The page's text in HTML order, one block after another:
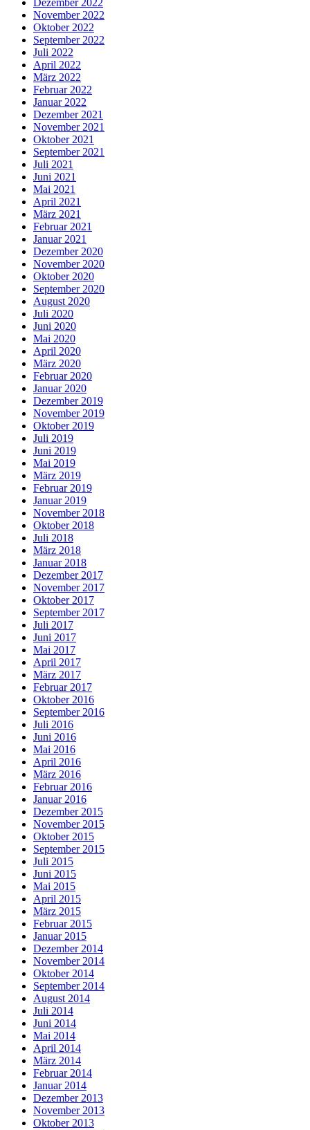
November 2022
Oktober 2022
September 2022
Juli 2022
April 2022
März 2022
Februar 2022
Januar 2022
Dezember 2021
November 2021
Oktober 2021
September 2021
Juli 2021
Juni 2021
Mai 2021
April 2021
März 2021
Februar 2021
Januar 2021
Dezember 2020
November 2020
Oktober 2020
September 2020
August 2020
Juli 2020
Juni 2020
Mai 2020
April 2020
März 2020
Februar 2020
Januar 2020
Dezember 2019
November 2019
Oktober 2019
Juli 2019
Juni 2019
Mai 2019
März 2019
Februar 2019
Januar 2019
November 2018
Oktober 2018
Juli 2018
März 2018
Januar 2018
Dezember 2017
November 2017
Oktober 2017
September 2017
Juli 2017
Juni 2017
Mai 2017
April 2017
März 2017
Februar 2017
Oktober 2016
September 2016
Juli 2016
Juni 2016
Mai 2016
April 2016
März 2016
Februar 2016
Januar 2016
Dezember 2015
November 2015
Oktober 2015
September 2015
Juli 2015
Juni 2015
Mai 2015
April 2015
März 2015
Februar 2015
Januar 2015
Dezember 2014
November 2014
Oktober 2014
September 2014
August 2014
Juli 2014
Juni 2014
Mai 2014
April 2014
März 2014
Februar 2014
Januar 2014
Dezember 2013
November 2013
Oktober 2013